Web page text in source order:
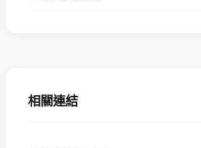
相關連結